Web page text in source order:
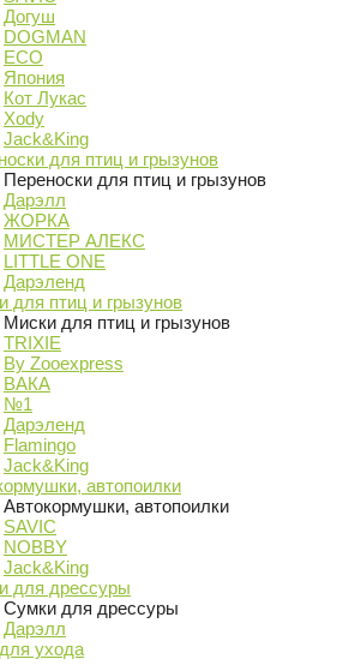
Догуш
DOGMAN
ECO
Япония
Кот Лукас
Xody
Jack&King
для птиц и грызунов
Переноски для птиц и грызунов
Дарэлл
ЖОРКА
МИСТЕР АЛЕКС
LITTLE ONE
Дарэленд
для птиц и грызунов
Миски для птиц и грызунов
TRIXIE
By Zooexpress
ВАКА
№1
Дарэленд
Flamingo
Jack&King
автопоилки
Автокормушки, автопоилки
SAVIC
NOBBY
Jack&King
для дрессуры
Сумки для дрессуры
Дарэлл
ухода